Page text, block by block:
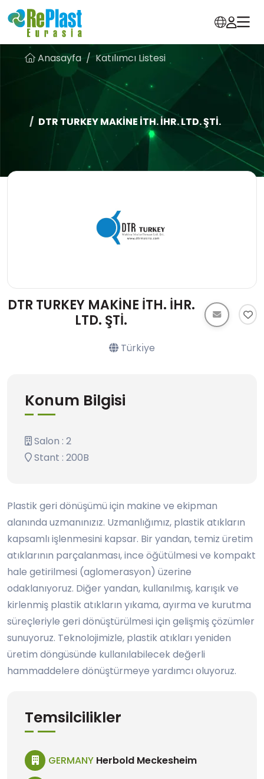
Anasayfa Katılımcı Listesi
DTR TURKEY MAKİNE İTH. İHR. LTD. ŞTİ.
DTR TURKEY MAKİNE İTH. İHR.
LTD. ŞTİ.
Türkı̇ye
Konum Bilgisi
Salon : 2
Stant : 200B
Plastik geri dönüşümü için makine ve ekipman
alanında uzmanınızız. Uzmanlığımız, plastik atıkların
kapsamlı işlenmesini kapsar. Bir yandan, temiz üretim
atıklarının parçalanması, ince öğütülmesi ve kompakt
hale getirilmesi (aglomerasyon) üzerine
odaklanıyoruz. Diğer yandan, kullanılmış, karışık ve
kirlenmiş plastik atıkların yıkama, ayırma ve kurutma
süreçleriyle geri dönüştürülmesi için gelişmiş çözümler
sunuyoruz. Teknolojimizle, plastik atıkları yeniden
üretim döngüsünde kullanılabilecek değerli
hammaddelere dönüştürmeye yardımcı oluyoruz.
Temsilcilikler
GERMANY Herbold Meckesheim